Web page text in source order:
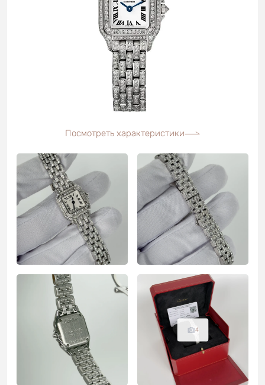
Посмотреть характеристики
4